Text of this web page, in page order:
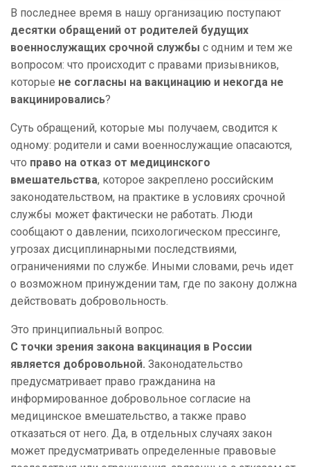
В последнее время в нашу организацию поступают
десятки обращений от родителей будущих
военнослужащих срочной службы с одним и тем же
вопросом: что происходит с правами призывников,
которые не согласны на вакцинацию и некогда не
вакцинировались?
Суть обращений, которые мы получаем, сводится к
одному: родители и сами военнослужащие опасаются,
что право на отказ от медицинского
вмешательства, которое закреплено российским
законодательством, на практике в условиях срочной
службы может фактически не работать. Люди
сообщают о давлении, психологическом прессинге,
угрозах дисциплинарными последствиями,
ограничениями по службе. Иными словами, речь идет
о возможном принуждении там, где по закону должна
действовать добровольность.
Это принципиальный вопрос.
С точки зрения закона вакцинация в России
является добровольной. Законодательство
предусматривает право гражданина на
информированное добровольное согласие на
медицинское вмешательство, а также право
отказаться от него. Да, в отдельных случаях закон
может предусматривать определенные правовые